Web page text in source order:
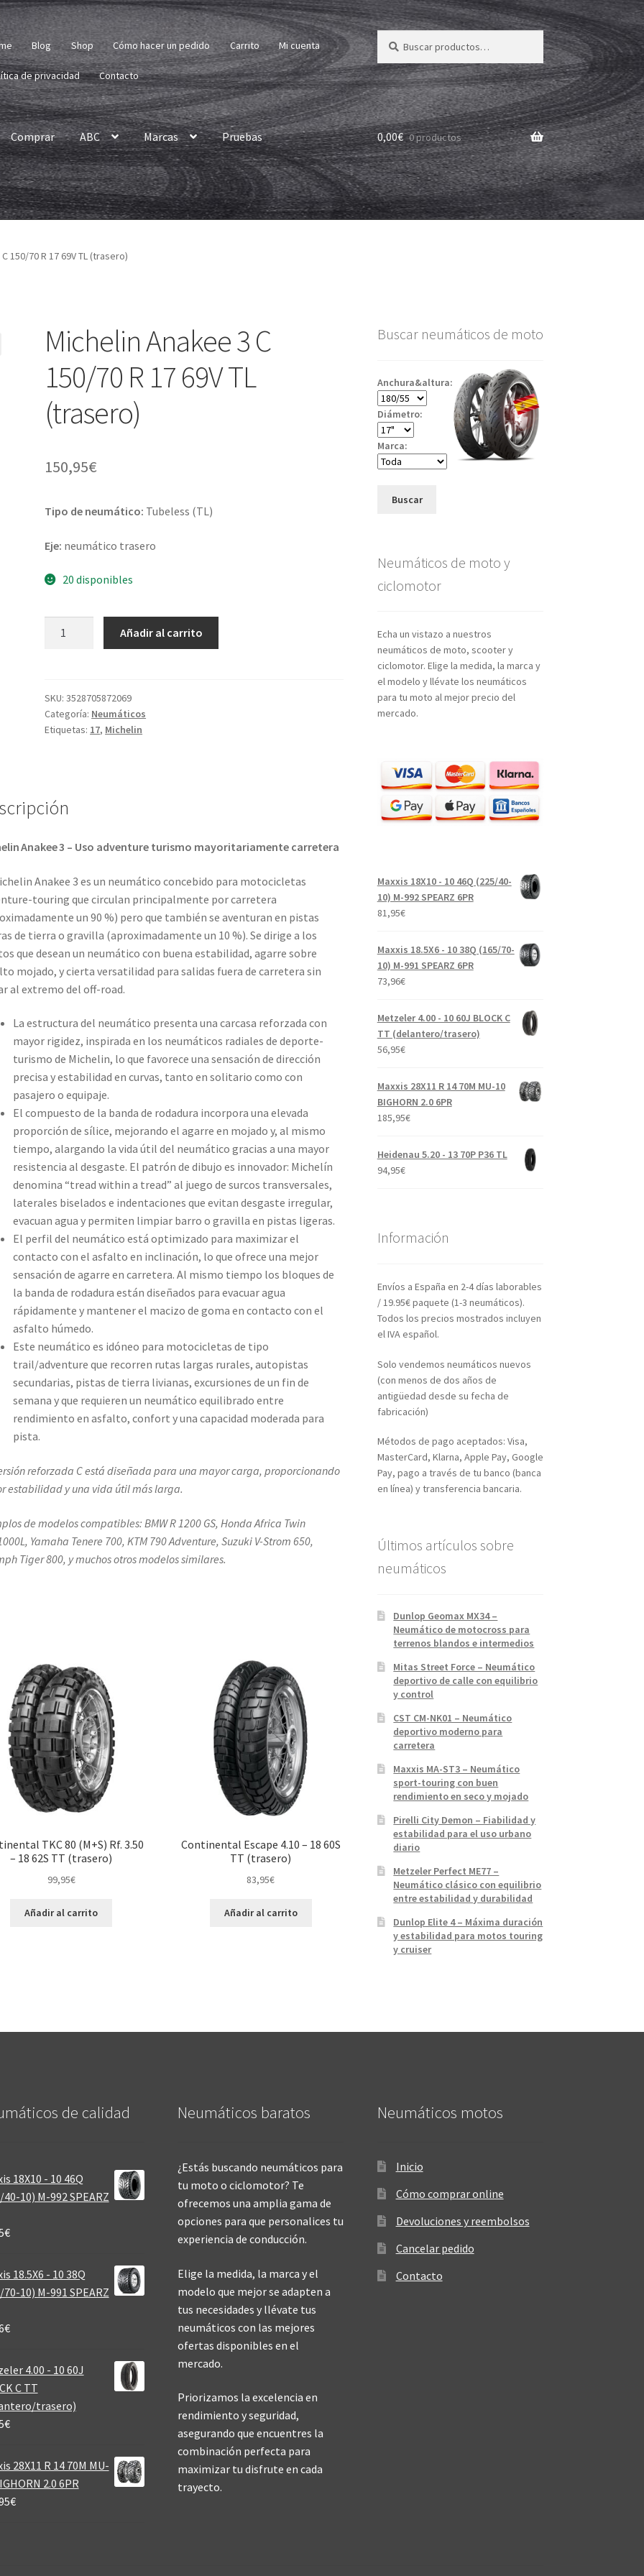
Blog Shop Cómo hacer un pedido Carrito Mi cuenta
de privacidad Contacto
Buscar
por:
Buscar
Comprar ABC Marcas Pruebas 0,00€ 0 productos
150/70 R 17 69V TL (trasero)
Michelin Anakee 3 C
150/70 R 17 69V TL
(trasero)
150,95€
Tipo de neumático: Tubeless (TL)
Eje: neumático trasero
20 disponibles
150/70
R
17
cantidad
Añadir al carrito
SKU:3528705872069
Categoría: Neumáticos
Etiquetas: 17, Michelin
Anakee 3 – Uso adventure turismo mayoritariamente carretera
Anakee 3 es un neumático concebido para motocicletas
touring que circulan principalmente por carretera
un 90 %) pero que también se aventuran en pistas
de tierra o gravilla (aproximadamente un 10 %). Se dirige a los
que desean un neumático con buena estabilidad, agarre sobre
mojado, y cierta versatilidad para salidas fuera de carretera sin
al extremo del off-road.
La estructura del neumático presenta una carcasa reforzada con
mayor rigidez, inspirada en los neumáticos radiales de deporte-
turismo de Michelin, lo que favorece una sensación de dirección
precisa y estabilidad en curvas, tanto en solitario como con
pasajero o equipaje.
El compuesto de la banda de rodadura incorpora una elevada
proporción de sílice, mejorando el agarre en mojado y, al mismo
tiempo, alargando la vida útil del neumático gracias a una mayor
resistencia al desgaste. El patrón de dibujo es innovador: Michelín
denomina “tread within a tread” al juego de surcos transversales,
laterales biselados e indentaciones que evitan desgaste irregular,
evacuan agua y permiten limpiar barro o gravilla en pistas ligeras.
El perfil del neumático está optimizado para maximizar el
contacto con el asfalto en inclinación, lo que ofrece una mejor
sensación de agarre en carretera. Al mismo tiempo los bloques de
la banda de rodadura están diseñados para evacuar agua
rápidamente y mantener el macizo de goma en contacto con el
asfalto húmedo.
Este neumático es idóneo para motocicletas de tipo
trail/adventure que recorren rutas largas rurales, autopistas
secundarias, pistas de tierra livianas, excursiones de un fin de
semana y que requieren un neumático equilibrado entre
rendimiento en asfalto, confort y una capacidad moderada para
pista.
reforzada C está diseñada para una mayor carga, proporcionando
estabilidad y una vida útil más larga.
de modelos compatibles: BMW R 1200 GS, Honda Africa Twin
Yamaha Tenere 700, KTM 790 Adventure, Suzuki V-Strom 650,
Tiger 800, y muchos otros modelos similares.
TKC 80 (M+S) Rf. 3.50
– 18 62S TT (trasero)
99,95€
Añadir al carrito
Continental Escape 4.10 – 18 60S
TT (trasero)
83,95€
Añadir al carrito
Buscar neumáticos de moto
Anchura&altura:
Diámetro:
Marca:
Buscar
Neumáticos de moto y
ciclomotor
Echa un vistazo a nuestros
neumáticos de moto, scooter y
ciclomotor. Elige la medida, la marca y
el modelo y llévate los neumáticos
para tu moto al mejor precio del
mercado.
Maxxis 18X10 - 10 46Q (225/40-
10) M-992 SPEARZ 6PR
81,95€
Maxxis 18.5X6 - 10 38Q (165/70-
10) M-991 SPEARZ 6PR
73,96€
Metzeler 4.00 - 10 60J BLOCK C
TT (delantero/trasero)
56,95€
Maxxis 28X11 R 14 70M MU-10
BIGHORN 2.0 6PR
185,95€
Heidenau 5.20 - 13 70P P36 TL
94,95€
Información
Envíos a España en 2-4 días laborables
/ 19.95€ paquete (1-3 neumáticos).
Todos los precios mostrados incluyen
el IVA español.
Solo vendemos neumáticos nuevos
(con menos de dos años de
antigüedad desde su fecha de
fabricación)
Métodos de pago aceptados: Visa,
MasterCard, Klarna, Apple Pay, Google
Pay, pago a través de tu banco (banca
en línea) y transferencia bancaria.
Últimos artículos sobre
neumáticos
Dunlop Geomax MX34 –
Neumático de motocross para
terrenos blandos e intermedios
Mitas Street Force – Neumático
deportivo de calle con equilibrio
y control
CST CM-NK01 – Neumático
deportivo moderno para
carretera
Maxxis MA-ST3 – Neumático
sport-touring con buen
rendimiento en seco y mojado
Pirelli City Demon – Fiabilidad y
estabilidad para el uso urbano
diario
Metzeler Perfect ME77 –
Neumático clásico con equilibrio
entre estabilidad y durabilidad
Dunlop Elite 4 – Máxima duración
y estabilidad para motos touring
y cruiser
de calidad‎
18X10 - 10 46Q
10) M-992 SPEARZ
€
18.5X6 - 10 38Q
10) M-991 SPEARZ
€
4.00 - 10 60J
C TT
trasero)
€
28X11 R 14 70M MU-
2.0 6PR
€
Neumáticos baratos
¿Estás buscando neumáticos para
tu moto o ciclomotor? Te
ofrecemos una amplia gama de
opciones para que personalices tu
experiencia de conducción.
Elige la medida, la marca y el
modelo que mejor se adapten a
tus necesidades y llévate tus
neumáticos con las mejores
ofertas disponibles en el
mercado.
Priorizamos la excelencia en
rendimiento y seguridad,
asegurando que encuentres la
combinación perfecta para
maximizar tu disfrute en cada
trayecto.
Neumáticos motos
Inicio
Cómo comprar online
Devoluciones y reembolsos
Cancelar pedido
Contacto